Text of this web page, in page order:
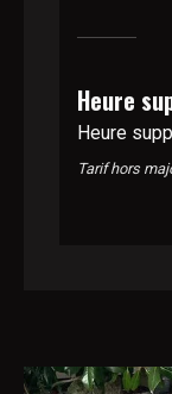
Heure
Heure
Tarif hors